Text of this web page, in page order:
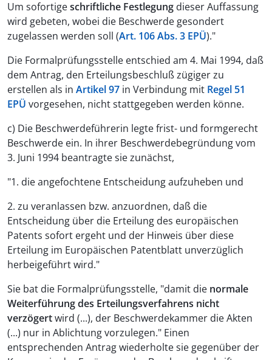
Um sofortigeschriftliche Festlegung dieser Auffassung
wird gebeten, wobei die Beschwerde gesondert
zugelassen werden soll (Art. 106 Abs. 3 EPÜ)."
Die Formalprüfungsstelle entschied am 4. Mai 1994, daß
dem Antrag, den Erteilungsbeschluß zügiger zu
erstellen als in Artikel 97 in Verbindung mit Regel 51
EPÜ vorgesehen, nicht stattgegeben werden könne.
c) Die Beschwerdeführerin legte frist- und formgerecht
Beschwerde ein. In ihrer Beschwerdebegründung vom
3. Juni 1994 beantragte sie zunächst,
"1. die angefochtene Entscheidung aufzuheben und
2. zu veranlassen bzw. anzuordnen, daß die
Entscheidung über die Erteilung des europäischen
Patents sofort ergeht und der Hinweis über diese
Erteilung im Europäischen Patentblatt unverzüglich
herbeigeführt wird."
Sie bat die Formalprüfungsstelle, "damit die normale
Weiterführung des Erteilungsverfahrens nicht
verzögertwird (...), der Beschwerdekammer die Akten
(...) nur in Ablichtung vorzulegen." Einen
entsprechenden Antrag wiederholte sie gegenüber der